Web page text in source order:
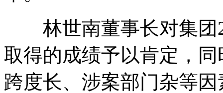
林世南董事长对集团
取得的成绩予以肯定，
跨度长、涉案部门杂等